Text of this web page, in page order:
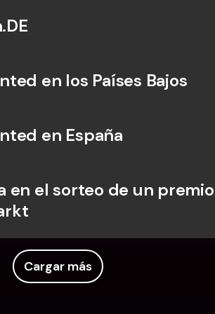
en los Países Bajos
en España
en el sorteo de un
Cargar más